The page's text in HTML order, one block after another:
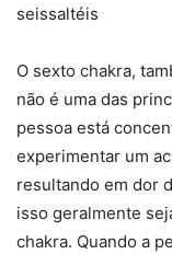
seissaltéis
O sexto chakra,
não é uma das
pessoa está
experimentar um
resultando em dor
isso geralmente
chakra. Quando a